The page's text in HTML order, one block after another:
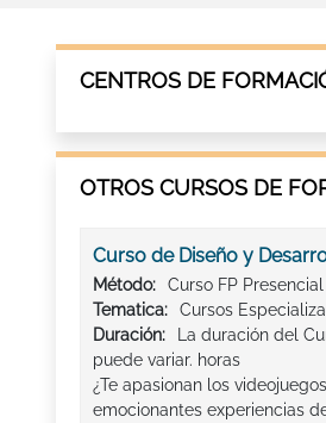
CENTROS DE
OTROS CURSOS DE
Curso de Diseño y
Método:
Curso FP Presencial
Tematica:
Cursos
Duración:
La duración del
puede variar. horas
¿Te apasionan los
emocionantes experiencias